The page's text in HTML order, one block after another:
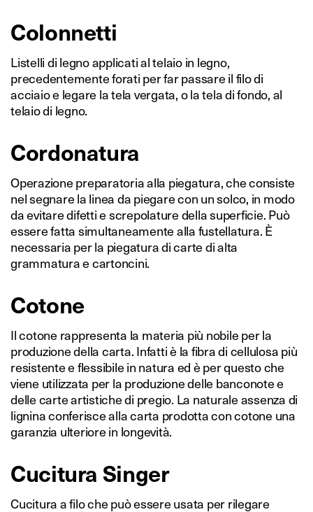
Colonnetti
Listelli di legno applicati al telaio in legno,
precedentemente forati per far passare il filo di
acciaio e legare la tela vergata, o la tela di fondo, al
telaio di legno.
Cordonatura
Operazione preparatoria alla piegatura, che consiste
nel segnare la linea da piegare con un solco, in modo
da evitare difetti e screpolature della superficie. Può
essere fatta simultaneamente alla fustellatura. È
necessaria per la piegatura di carte di alta
grammatura e cartoncini.
Cotone
Il cotone rappresenta la materia più nobile per la
produzione della carta. Infatti è la fibra di cellulosa più
resistente e flessibile in natura ed è per questo che
viene utilizzata per la produzione delle banconote e
delle carte artistiche di pregio. La naturale assenza di
lignina conferisce alla carta prodotta con cotone una
garanzia ulteriore in longevità.
Cucitura Singer
Cucitura a filo che può essere usata per rilegare